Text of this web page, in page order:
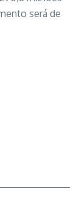
será de